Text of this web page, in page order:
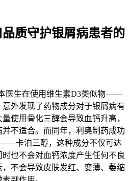
质守护银屑病患者的
生在使用维生素D3类似物——
外发现了药物成分对于银屑病有
使用骨化三醇会导致血钙升高，
不适合。而同年，利奥制药成功
卡泊三醇，这种成分不仅可达
也不会对血钙浓度产生任何不良
不会导致皮肤发红、变薄、萎缩